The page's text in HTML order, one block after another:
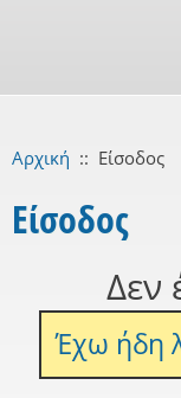
Αρχική :: Είσοδος
Είσοδος
Δεν
Έχω ήδη